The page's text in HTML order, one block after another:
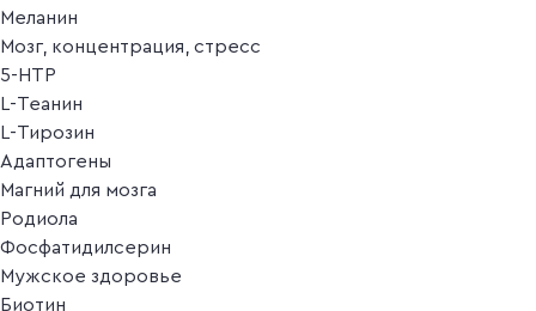
Меланин
Мозг, концентрация, стресс
5-HTP
L-Теанин
L-Тирозин
Адаптогены
Магний для мозга
Родиола
Фосфатидилсерин
Мужское здоровье
Биотин